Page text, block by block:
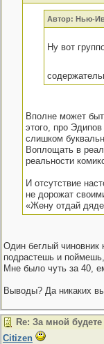
Автор: Нью-
Ну вот
Вполне может
этого, про
слишком
Воплощать в
реальности
И отсутствие
не дорожат
«Жену отдай
Один беглый
подрастешь и
Мне было чуть за 40,
Выводы? Да никаких
Re: За мной будете
Citizen